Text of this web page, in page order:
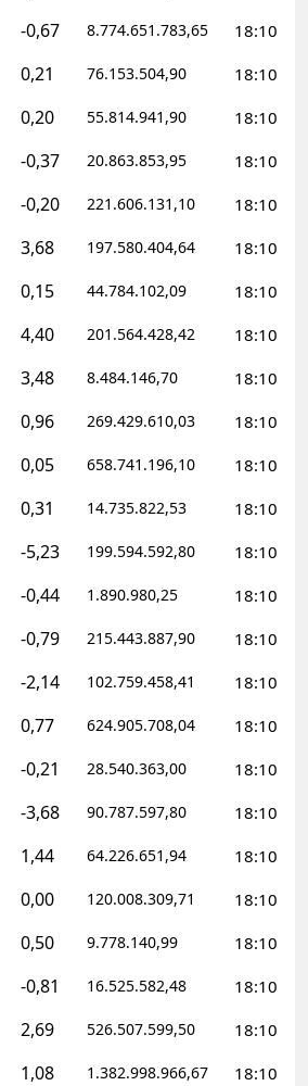
-0,67 8.774.651.783,65 18:10
0,21 76.153.504,90 18:10
0,20 55.814.941,90 18:10
-0,37 20.863.853,95 18:10
-0,20 221.606.131,10 18:10
3,68 197.580.404,64 18:10
0,15 44.784.102,09 18:10
4,40 201.564.428,42 18:10
3,48 8.484.146,70 18:10
0,96 269.429.610,03 18:10
0,05 658.741.196,10 18:10
0,31 14.735.822,53 18:10
-5,23 199.594.592,80 18:10
-0,44 1.890.980,25 18:10
-0,79 215.443.887,90 18:10
-2,14 102.759.458,41 18:10
0,77 624.905.708,04 18:10
-0,21 28.540.363,00 18:10
-3,68 90.787.597,80 18:10
1,44 64.226.651,94 18:10
0,00 120.008.309,71 18:10
0,50 9.778.140,99 18:10
-0,81 16.525.582,48 18:10
2,69 526.507.599,50 18:10
1,08 1.382.998.966,67 18:10